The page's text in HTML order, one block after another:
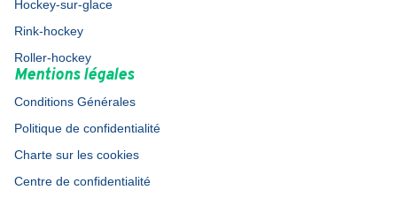
Hockey-sur-glace
Rink-hockey
Roller-hockey
Mentions légales
Conditions Générales
Politique de confidentialité
Charte sur les cookies
Centre de confidentialité